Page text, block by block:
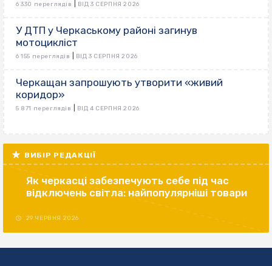
6 330 переглядів ВІД 3 СЕРПНЯ 2026
У ДТП у Черкаському районі загинув
мотоцикліст
6 155 переглядів ВІД 3 СЕРПНЯ 2026
Черкащан запрошують утворити «живий
коридор»
5 871 переглядів ВІД 4 СЕРПНЯ 2026
ВИБІР РЕДАКЦІЇ
Як черкасці забезпечують себе під час
відключень світла: найпопулярніші товари
29 ЧЕРВНЯ 2026